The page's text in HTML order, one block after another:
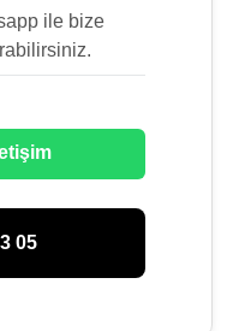
ile bize
05